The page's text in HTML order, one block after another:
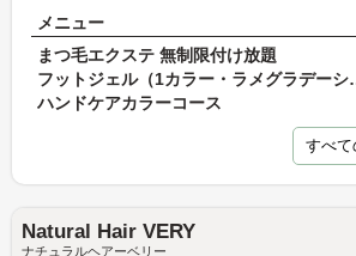
メニュー
まつ毛エクステ 無制限付け放題
フットジェ
ハンドケアカラーコース
すべて
Natural Hair VERY
ナチュラルヘアーベリー